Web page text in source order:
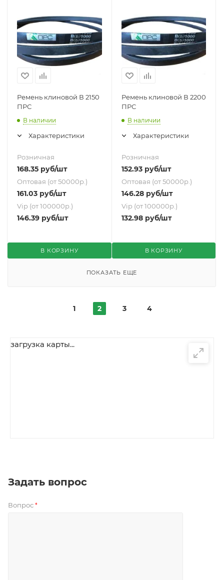
Ремень клиновой В 2150
ПРС
В наличии
Характеристики
Розничная
168.35 руб/шт
Оптовая (от 50000р.)
161.03 руб/шт
Vip (от 100000р.)
146.39 руб/шт
В КОРЗИНУ
Ремень клиновой В 2200
ПРС
В наличии
Характеристики
Розничная
152.93руб/шт
Оптовая (от 50000р.)
146.28руб/шт
Vip (от 100000р.)
132.98руб/шт
В КОРЗИНУ
ПОКАЗАТЬ ЕЩЕ
1 2 3 4
загрузка карты...
Задать вопрос
Вопрос *